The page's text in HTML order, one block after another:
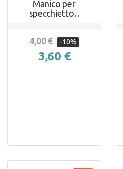
Manico per
specchietto...
4,00 € -10%
3,60 €
